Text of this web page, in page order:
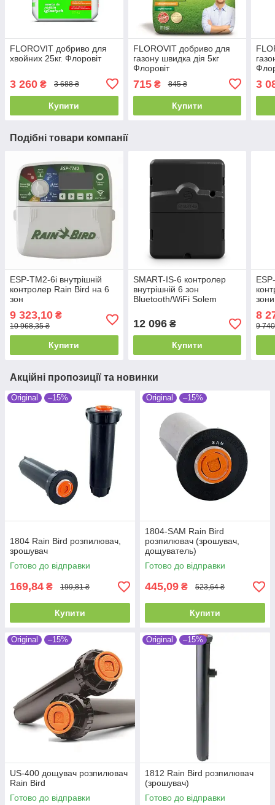
FLOROVIT добриво для
хвойних 25кг. Флоровіт
3 260 ₴ 3 688 ₴
Купити
FLOROVIT добриво для
газону швидка дія 5кг
Флоровіт
715₴ 845 ₴
Купити
3
Подібні товари компанії
ESP-TM2-6i внутрішній
контролер Rain Bird на 6
зон
9 323,10 ₴
10 968,35 ₴
Купити
SMART-IS-6 контролер
внутрішній 6 зон
Bluetooth/WiFi Solem
12 096₴
Купити
зони
8
9
Акційні пропозиції та новинки
Original –15%
1804 Rain Bird розпилювач,
зрошувач
Готово до відправки
169,84 ₴ 199,81 ₴
Купити
Original –15%
1804-SAM Rain Bird
розпилювач (зрошувач,
дощуватель)
Готово до відправки
445,09 ₴ 523,64 ₴
Купити
Original –15%
US-400 дощувач розпилювач
Rain Bird
Готово до відправки
Original –15%
1812 Rain Bird розпилювач
(зрошувач)
Готово до відправки